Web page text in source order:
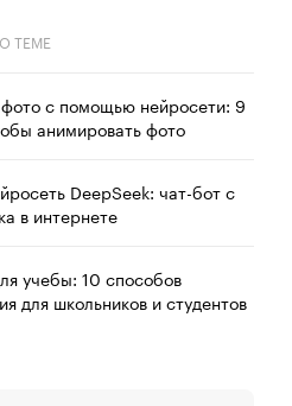
ТЕМЕ
с помощью нейросети: 9
анимировать фото
DeepSeek: чат-бот с
в интернете
учебы: 10 способов
для школьников и студентов